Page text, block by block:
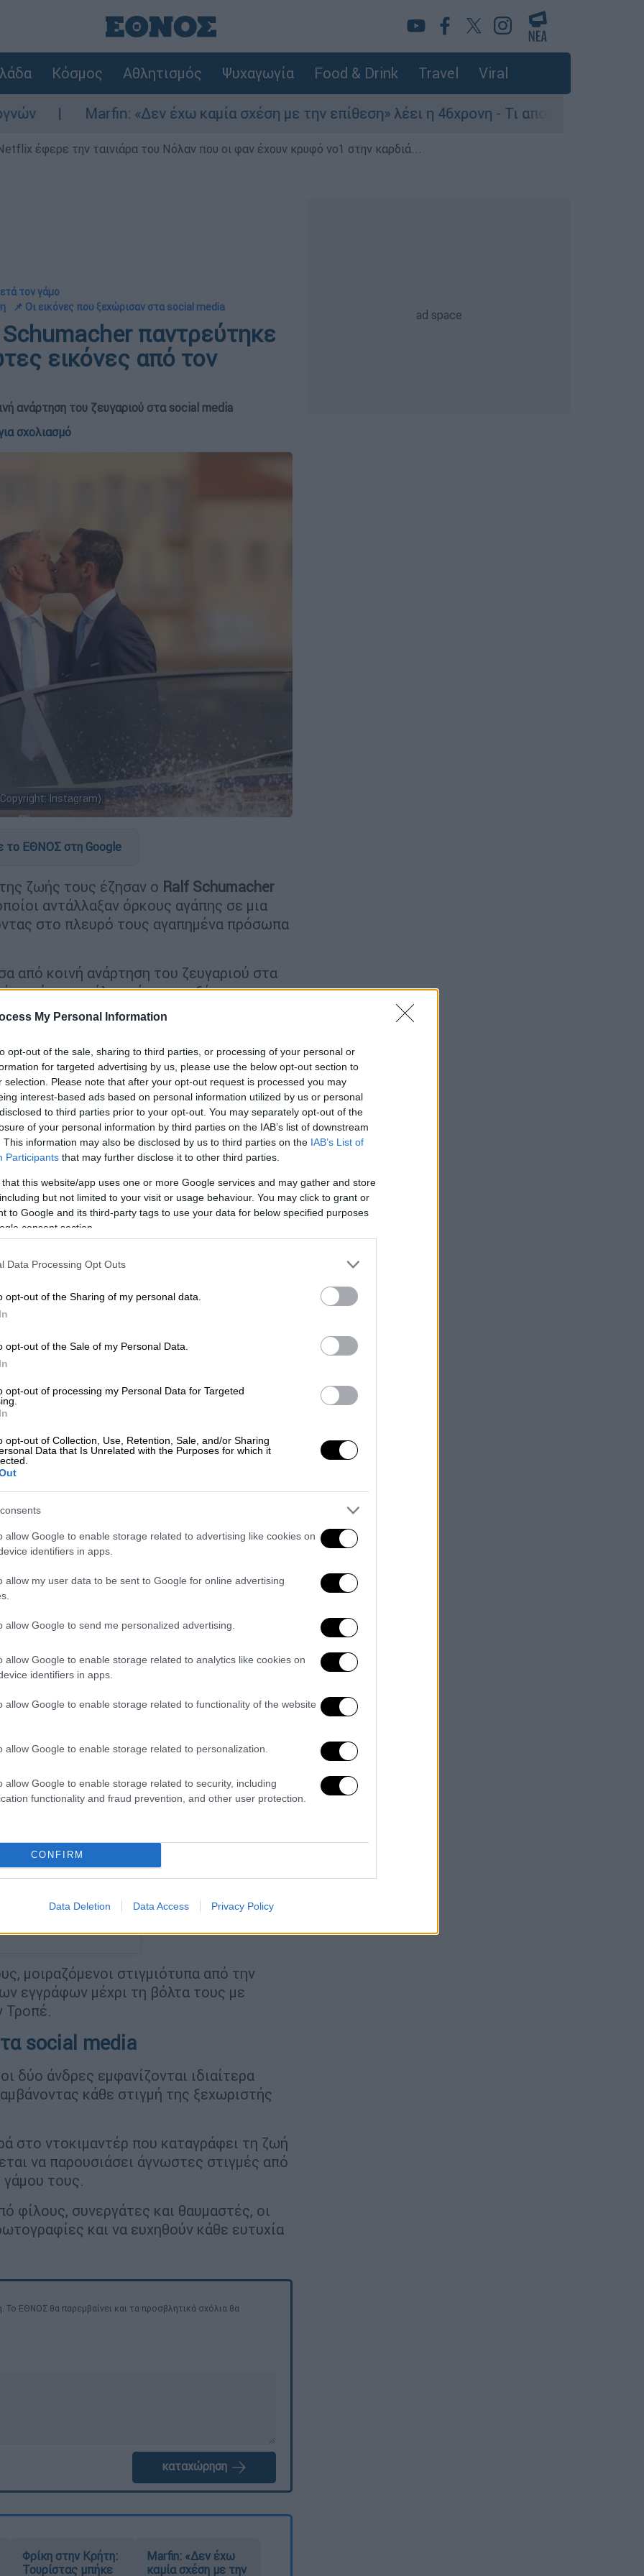
My Personal Information
opt-out of the sale, sharing to third parties, or processing of your personal or
for targeted advertising by us, please use the below opt-out section to
selection. Please note that after your opt-out request is processed you may
interest-based ads based on personal information utilized by us or personal
to third parties prior to your opt-out. You may separately opt-out of the
of your personal information by third parties on the IAB’s list of downstream
This information may also be disclosed by us to third parties on the IAB’s List of
Participants that may further disclose it to other third parties.
that this website/app uses one or more Google services and may gather and store
but not limited to your visit or usage behaviour. You may click to grant or
to Google and its third-party tags to use your data for below specified purposes
consent section.
Data Processing Opt Outs
opt-out of the Sharing of my personal data.
opt-out of the Sale of my Personal Data.
opt-out of processing my Personal Data for Targeted
opt-out of Collection, Use, Retention, Sale, and/or Sharing
Data that Is Unrelated with the Purposes for which it
allow Google to enable storage related to advertising like cookies on
identifiers in apps.
allow my user data to be sent to Google for online advertising
allow Google to send me personalized advertising.
allow Google to enable storage related to analytics like cookies on
identifiers in apps.
allow Google to enable storage related to functionality of the website
allow Google to enable storage related to personalization.
allow Google to enable storage related to security, including
functionality and fraud prevention, and other user protection.
CONFIRM
Data Deletion Data Access Privacy Policy
Κόσμος Αθλητισμός Ψυχαγωγία Food & Drink Travel Viral
Marfin: «Δεν έχω καμία σχέση με την επίθεση» λέει η 46χρονη - Τι αποκάλυψε στους
έφερε την ταινιάρα του Νόλαν που οι φαν έχουν κρυφό νο1 στην καρδιά...
τον γάμο
📌 Οι εικόνες που ξεχώρισαν στα social media
παντρεύτηκε
εικόνες από τον
ανάρτηση του ζευγαριού στα social media
σχολιασμό
Instagram)
το ΕΘΝΟΣ στη Google
ζωής τους έζησαν ο Ralf Schumacher
αντάλλαξαν όρκους αγάπης σε μια
στο πλευρό τους αγαπημένα πρόσωπα
από κοινή ανάρτηση του ζευγαριού στα
από τη μεγάλη ημέρα και εξέφρασαν
αγωγή 1,2 εκατ. δολαρίων για
τον γάμο
τις φωτογραφίες του
τη νέα σελίδα που ανοίγει στη ζωή
έναρξη ενός κοινού ταξιδιού,
όνειρα, ενώ δήλωσε πως επέλεξε τον Ralf
θέλει να μοιραστεί το μέλλον του.
ρόλο που είχε ο πρώην οδηγός της
χάρισε σιγουριά, αισιοδοξία και μια
εντυπωσιακή δεξίωση
στο δημαρχείο του Σεν Τροπέ, σε μια
οικογενειακό κύκλο.
τους καλεσμένους να απολαμβάνουν
που φώτισαν τον ουρανό της
μοιραζόμενοι στιγμιότυπα από την
εγγράφων μέχρι τη βόλτα τους με
Τροπέ.
social media
δύο άνδρες εμφανίζονται ιδιαίτερα
κάθε στιγμή της ξεχωριστής
στο ντοκιμαντέρ που καταγράφει τη ζωή
να παρουσιάσει άγνωστες στιγμές από
γάμου τους.
φίλους, συνεργάτες και θαυμαστές, οι
και να ευχηθούν κάθε ευτυχία
ΕΘΝΟΣ θα παρεμβαίνει και τα προσβλητικά σχόλια θα
καταχώρηση
Φρίκη στην Κρήτη:
Τουρίστας μπήκε
Marfin: «Δεν έχω
καμία σχέση με την